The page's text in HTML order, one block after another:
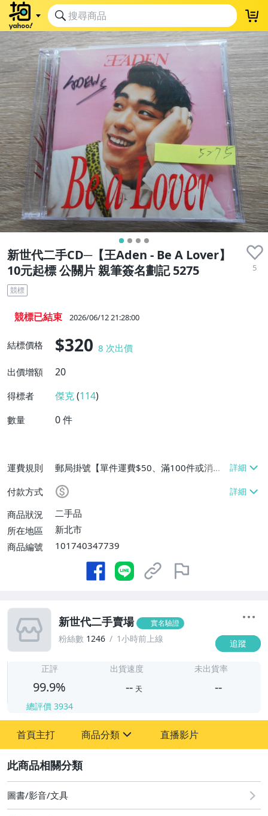
新世代二手CD─【王Aden - Be A Lover】
10元起標 公關片 親筆簽名劃記 5275
5
競標
競標已結束 2026/06/12 21:28:00
結標價格 $320 8 次出價
出價增額
20
得標者 傑克(114)
數量 0件
運費規則
郵局掛號【單件運費$50、滿100件或消費
滿$2000免運費】、離島配送【單件運費$5
0、滿100件或消費滿$2000免運費】
付款方式
商品狀況
二手品
所在地區
新北市
商品編號
101740347739
新世代二手賣場 實名驗證
粉絲數 1246 1小時前上線 追蹤
正評
99.9%
總評價 3934
出貨速度
-- 天
未出貨率
--
首頁主打 商品分類
圖書/影音/文具
直播影片
圖書/影音/文具